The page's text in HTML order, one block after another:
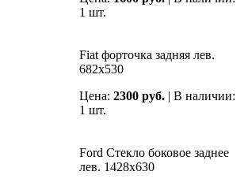
1 шт.
Fiat форточка задняя лев.
682х530
Цена: 2300 руб. | В наличии:
1 шт.
Ford Cтекло боковое заднее
лев. 1428x630